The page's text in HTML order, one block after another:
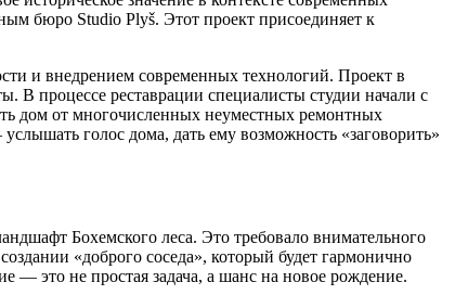
бюро Studio Plyš. Этот проект присоединяет к
и внедрением современных технологий. Проект в
В процессе реставрации специалисты студии начали с
дом от многочисленных неуместных ремонтных
голос дома, дать ему возможность «заговорить»
Бохемского леса. Это требовало внимательного
«доброго соседа», который будет гармонично
— это не простая задача, а шанс на новое рождение.